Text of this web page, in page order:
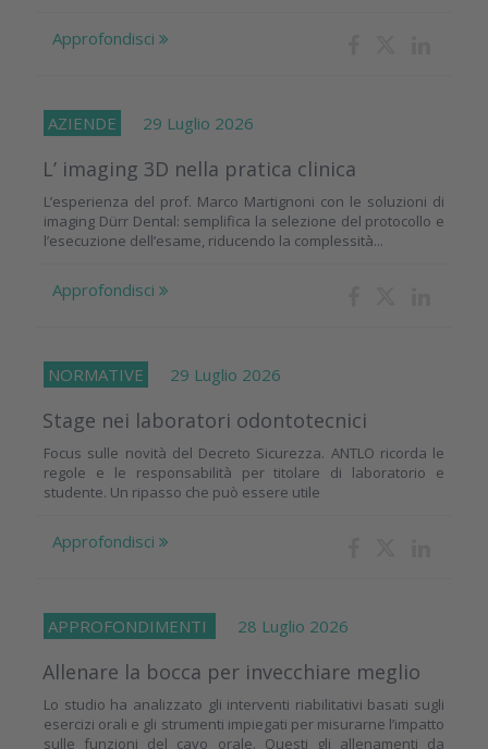
Approfondisci
AZIENDE 29 Luglio 2026
L’ imaging 3D nella pratica clinica
L’esperienza del prof. Marco Martignoni con le soluzioni di
imaging Dürr Dental: semplifica la selezione del protocollo e
l’esecuzione dell’esame, riducendo la complessità...
Approfondisci
NORMATIVE 29 Luglio 2026
Stage nei laboratori odontotecnici
Focus sulle novità del Decreto Sicurezza. ANTLO ricorda le
regole e le responsabilità per titolare di laboratorio e
studente. Un ripasso che può essere utile
Approfondisci
APPROFONDIMENTI 28 Luglio 2026
Allenare la bocca per invecchiare meglio
Lo studio ha analizzato gli interventi riabilitativi basati sugli
esercizi orali e gli strumenti impiegati per misurarne l’impatto
sulle funzioni del cavo orale. Questi gli allenamenti da